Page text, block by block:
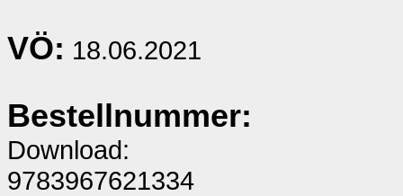
VÖ: 18.06.2021
Bestellnummer:
Download:
9783967621334